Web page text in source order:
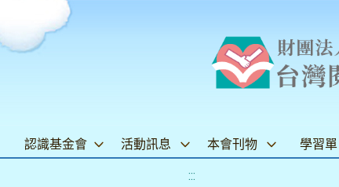
認識基金會 活動訊息 本會刊物 學習單
:::